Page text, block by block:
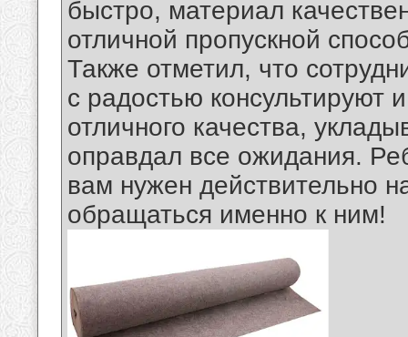
быстро, материал
отличной пропускной
Также отметил, что
с радостью консультируют
отличного качества,
оправдал все ожидания.
вам нужен действительно
обращаться именно к ним!